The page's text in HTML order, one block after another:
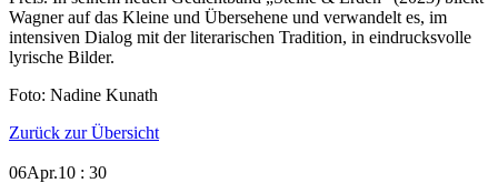
Wagner auf das Kleine und Übersehene und verwandelt es, im
intensiven Dialog mit der literarischen Tradition, in eindrucksvolle
lyrische Bilder.
Foto: Nadine Kunath
Zurück zur Übersicht
06Apr.10 : 30